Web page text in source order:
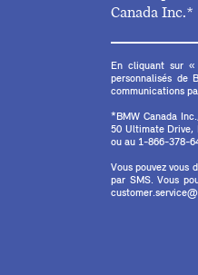
Canada Inc.*
En cliquant sur «
personnalisés de
communications
*BMW Canada
50 Ultimate Drive,
ou au 1-866-378-
Vous pouvez vous
par SMS. Vous